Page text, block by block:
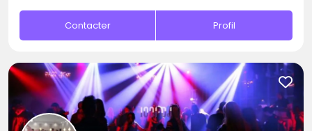
Contacter Profil